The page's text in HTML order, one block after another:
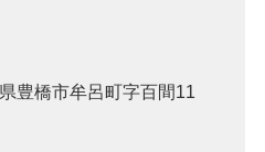
豊橋市牟呂町字百間11